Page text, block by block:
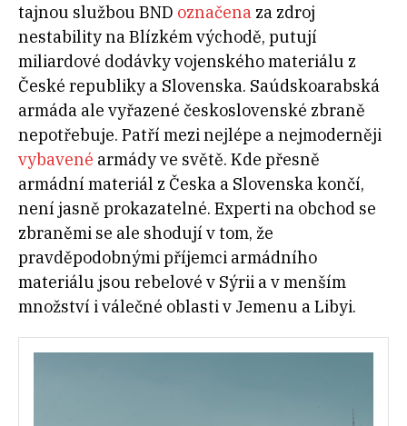
tajnou službou BND označena za zdroj
nestability na Blízkém východě, putují
miliardové dodávky vojenského materiálu z
České republiky a Slovenska. Saúdskoarabská
armáda ale vyřazené československé zbraně
nepotřebuje. Patří mezi nejlépe a nejmoderněji
vybavené armády ve světě. Kde přesně
armádní materiál z Česka a Slovenska končí,
není jasně prokazatelné. Experti na obchod se
zbraněmi se ale shodují v tom, že
pravděpodobnými příjemci armádního
materiálu jsou rebelové v Sýrii a v menším
množství i válečné oblasti v Jemenu a Libyi.